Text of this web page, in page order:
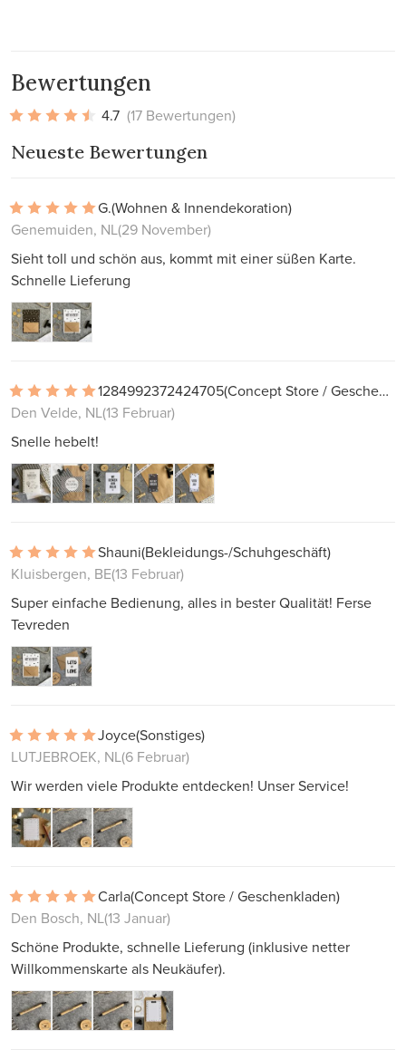
Bewertungen
4.7 (17 Bewertungen)
Neueste Bewertungen
G.(Wohnen & Innendekoration)
Genemuiden, NL(29 November)
Sieht toll und schön aus, kommt mit einer süßen Karte.
Schnelle Lieferung
1284992372424705
(Concept Store / Geschenkladen)
Den Velde, NL(13 Februar)
Snelle hebelt!
Shauni(Bekleidungs-/Schuhgeschäft)
Kluisbergen, BE(13 Februar)
Super einfache Bedienung, alles in bester Qualität! Ferse
Tevreden
Joyce(Sonstiges)
LUTJEBROEK, NL(6 Februar)
Wir werden viele Produkte entdecken! Unser Service!
Carla(Concept Store / Geschenkladen)
Den Bosch, NL(13 Januar)
Schöne Produkte, schnelle Lieferung (inklusive netter
Willkommenskarte als Neukäufer).